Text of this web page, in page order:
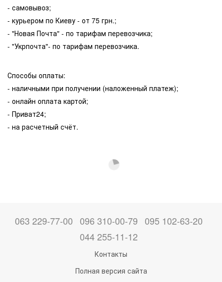
- самовывоз;
- курьером по Киеву - от 75 грн.;
- "Новая Почта" - по тарифам перевозчика;
- "Укрпочта"- по тарифам перевозчика.
Способы оплаты:
- наличными при получении (наложенный платеж);
- онлайн оплата картой;
- Приват24;
- на расчетный счёт.
063 229-77-00 096 310-00-79 095 102-63-20
044 255-11-12
Контакты
Полная версия сайта